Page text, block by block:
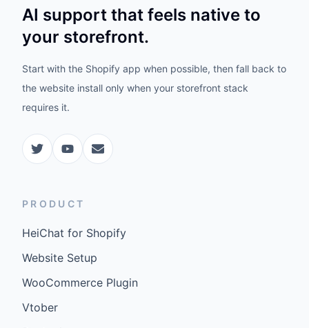
AI support that feels native to
your storefront.
Start with the Shopify app when possible, then fall back to
the website install only when your storefront stack
requires it.
PRODUCT
HeiChat for Shopify
Website Setup
WooCommerce Plugin
Vtober